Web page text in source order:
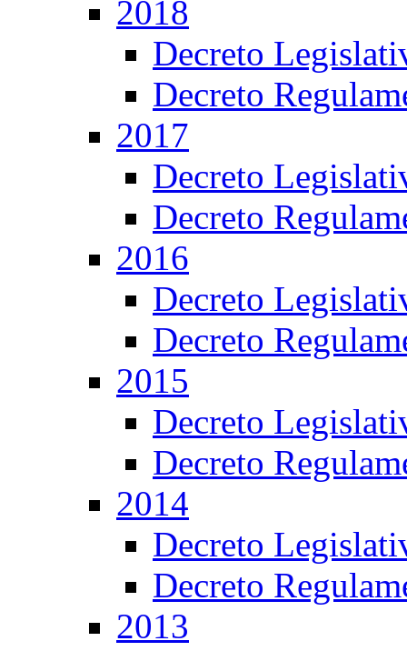
2018
Decreto
Decreto
2017
Decreto
Decreto
2016
Decreto
Decreto
2015
Decreto
Decreto
2014
Decreto
Decreto
2013